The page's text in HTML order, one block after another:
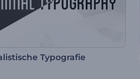
Typografie